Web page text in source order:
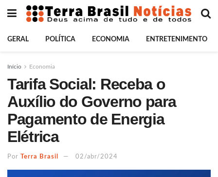
GERAL POLÍTICA ECONOMIA ENTRETENIMENTO
Início Economia
Tarifa Social: Receba o
Auxílio do Governo para
Pagamento de Energia
Elétrica
Por Terra Brasil 02/abr/2024